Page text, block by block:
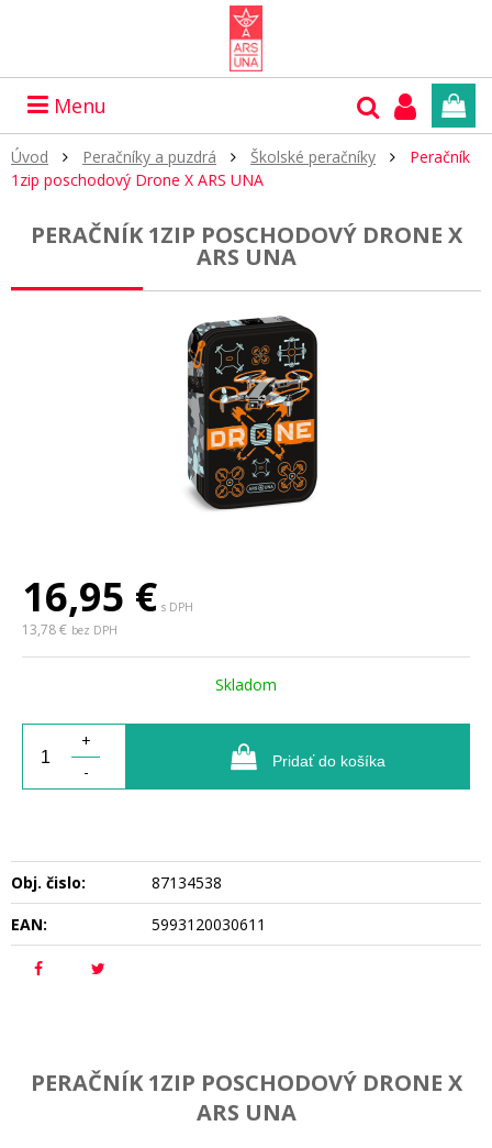
Menu
Úvod Peračníky a puzdrá Školské peračníky
Peračník
1zip poschodový Drone X ARS UNA
PERAČNÍK 1ZIP POSCHODOVÝ DRONE X
ARS UNA
16,95 € s DPH
13,78 € bez DPH
Skladom
+
-
Pridať do košíka
Obj. čislo:
87134538
EAN:
5993120030611
PERAČNÍK 1ZIP POSCHODOVÝ DRONE X
ARS UNA